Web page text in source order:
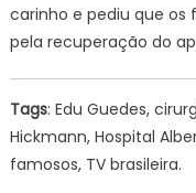
carinho e pediu que
pela recuperação do
Tags: Edu Guedes,
Hickmann, Hospital
famosos, TV brasileira.